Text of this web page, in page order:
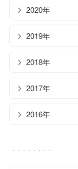
2020年
2019年
2018年
2017年
2016年